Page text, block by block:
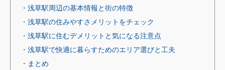
・浅草駅周辺の基本情報と街の特徴
・浅草駅の住みやすさメリットをチェック
・浅草駅に住むデメリットと気になる注意点
・浅草駅で快適に暮らすためのエリア選びと工夫
・まとめ